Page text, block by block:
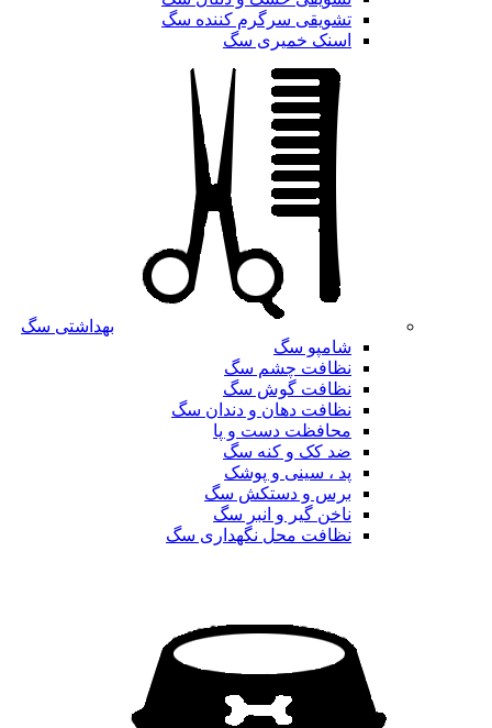
تشویقی سرگرم کننده سگ
اسنک خمیری سگ
بهداشتی سگ
شامپو سگ
نظافت چشم سگ
نظافت گوش سگ
نظافت دهان و دندان سگ
محافظت دست و پا
ضد کک و کنه سگ
پد ، سینی و پوشک
برس و دستکش سگ
ناخن گیر و انبر سگ
نظافت محل نگهداری سگ